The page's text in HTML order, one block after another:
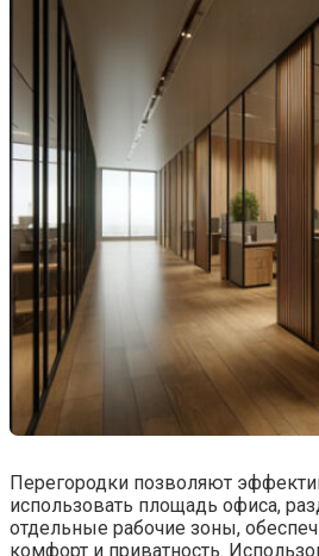
Перегородки позволяют
использовать площадь офиса,
отдельные рабочие зоны,
комфорт и приватность.